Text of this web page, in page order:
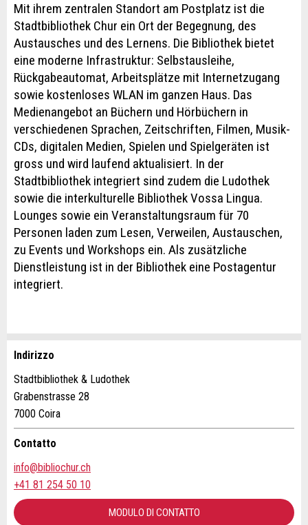
Mit ihrem zentralen Standort am Postplatz ist die
Stadtbibliothek Chur ein Ort der Begegnung, des
Austausches und des Lernens. Die Bibliothek bietet
eine moderne Infrastruktur: Selbstausleihe,
Rückgabeautomat, Arbeitsplätze mit Internetzugang
sowie kostenloses WLAN im ganzen Haus. Das
Medienangebot an Büchern und Hörbüchern in
verschiedenen Sprachen, Zeitschriften, Filmen, Musik-
CDs, digitalen Medien, Spielen und Spielgeräten ist
gross und wird laufend aktualisiert. In der
Stadtbibliothek integriert sind zudem die Ludothek
sowie die interkulturelle Bibliothek Vossa Lingua.
Lounges sowie ein Veranstaltungsraum für 70
Personen laden zum Lesen, Verweilen, Austauschen,
zu Events und Workshops ein. Als zusätzliche
Dienstleistung ist in der Bibliothek eine Postagentur
integriert.
Contestare l'annuncio
Il tuo feedback è molto apprezzato!
Feedback generale
Questo annuncio non è più valido
Annuncio incompleto
Consigliamo l'annuncio
Raccomando questo annuncio agli amici.
Indirizzo
Stadtbibliothek & Ludothek
Grabenstrasse 28
7000 Coira
Contatto
info@bibliochur.ch
+41 81 254 50 10
MODULO DI CONTATTO